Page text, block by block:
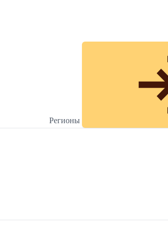
Регионы